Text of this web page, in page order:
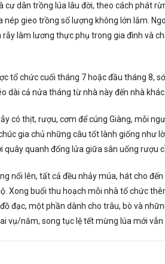
cư dân trồng lúa lâu đời, theo cách phát
nép gieo trồng số lượng không lớn lắm.
làm lương thực phụ trong gia đình và
tổ chức cuối tháng 7 hoặc đầu tháng 8,
dài cả nửa tháng từ nhà này đến nhà khác.
có thịt, rượu, cơm để cúng Giàng, mỗi
gia chủ những câu tốt lành giống như
quây quanh đống lửa giữa sân uống rượu
nổi lên, tất cả đều nhảy múa, hát cho
Xong buổi thu hoạch mỗi nhà tổ chức
đạc, một phần dành cho trâu, bò và
vụ/năm, song tục lệ tết mừng lúa mới